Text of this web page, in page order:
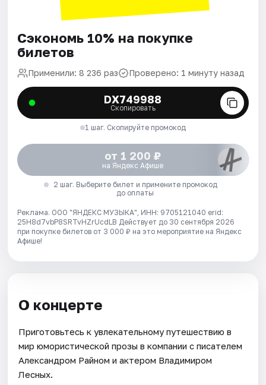
Сэкономь 10% на покупке
билетов
Применили: 8 236 раз Проверено: 1 минуту назад
DX749988
Скопировать
1 шаг. Скопируйте промокод
от 1 200 ₽
на Яндекс Афише
2 шаг. Выберите билет и примените промокод
до оплаты
Реклама. ООО "ЯНДЕКС МУЗЫКА", ИНН: 9705121040 erid:
25H8d7vbP8SRTvHZrUcdLB Действует до 30 сентября 2026
при покупке билетов от 3 000 ₽ на это мероприятие на Яндекс
Афише!
О концерте
Приготовьтесь к увлекательному путешествию в
мир юмористической прозы в компании с писателем
Александром Райном и актером Владимиром
Лесных.